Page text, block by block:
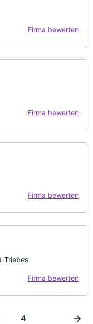
Firma bewerten
Firma bewerten
Firma bewerten
Triebes
Firma bewerten
4